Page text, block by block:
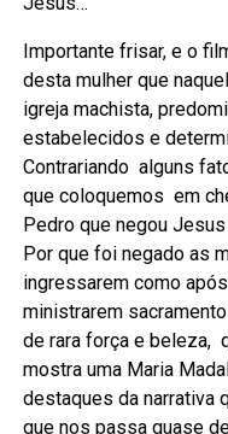
Importante frisar, e o
desta mulher que
igreja machista,
estabelecidos e
Contrariando alguns
que coloquemos em
Pedro que negou
Por que foi negado as
ingressarem como
ministrarem
de rara força e beleza,
mostra uma Maria
destaques da narrativa
que nos passa quase